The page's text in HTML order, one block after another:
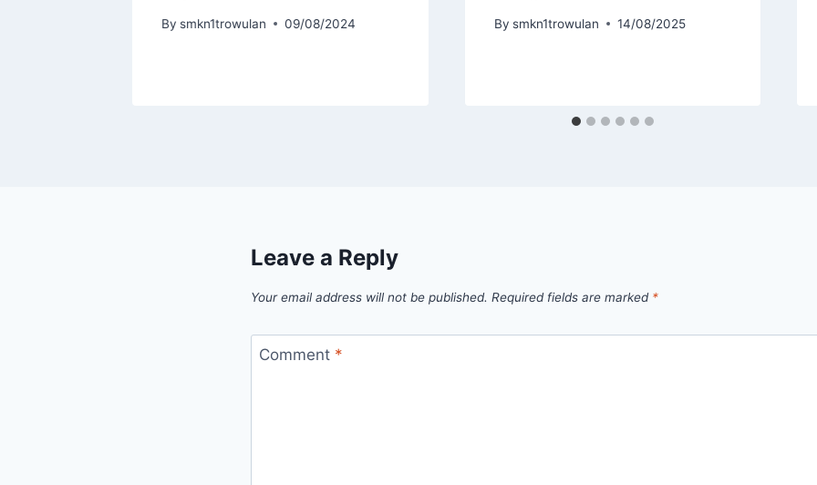
By smkn1trowulan 09/08/2024 By smkn1trowulan 14/08/2025
Leave a Reply
Your email address will not be published. Required fields are marked *
Comment *